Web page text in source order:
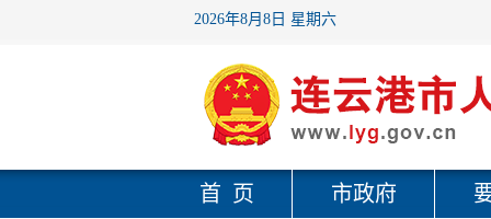
2026年8月8日 星期六
首 页 市政府